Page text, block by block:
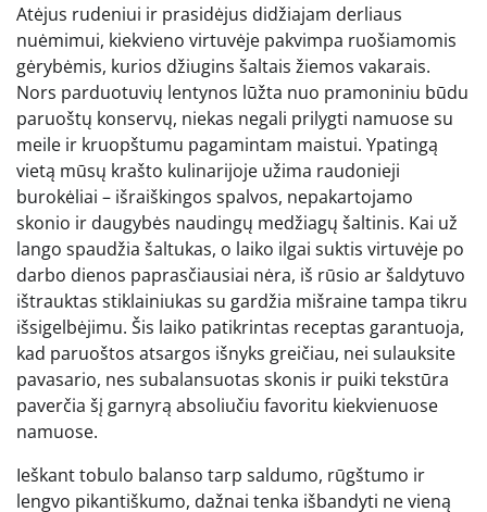
Atėjus rudeniui ir prasidėjus didžiajam derliaus
nuėmimui, kiekvieno virtuvėje pakvimpa ruošiamomis
gėrybėmis, kurios džiugins šaltais žiemos vakarais.
Nors parduotuvių lentynos lūžta nuo pramoniniu būdu
paruoštų konservų, niekas negali prilygti namuose su
meile ir kruopštumu pagamintam maistui. Ypatingą
vietą mūsų krašto kulinarijoje užima raudonieji
burokėliai – išraiškingos spalvos, nepakartojamo
skonio ir daugybės naudingų medžiagų šaltinis. Kai už
lango spaudžia šaltukas, o laiko ilgai suktis virtuvėje po
darbo dienos paprasčiausiai nėra, iš rūsio ar šaldytuvo
ištrauktas stiklainiukas su gardžia mišraine tampa tikru
išsigelbėjimu. Šis laiko patikrintas receptas garantuoja,
kad paruoštos atsargos išnyks greičiau, nei sulauksite
pavasario, nes subalansuotas skonis ir puiki tekstūra
paverčia šį garnyrą absoliučiu favoritu kiekvienuose
namuose.
Ieškant tobulo balanso tarp saldumo, rūgštumo ir
lengvo pikantiškumo, dažnai tenka išbandyti ne vieną